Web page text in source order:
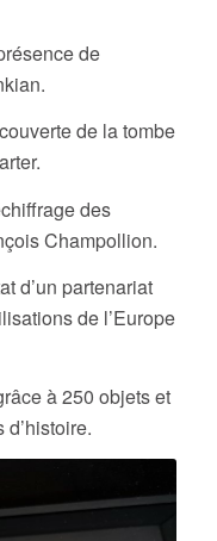
de
de la tombe
des
Champollion.
d’un partenariat
de l’Europe
à 250 objets et